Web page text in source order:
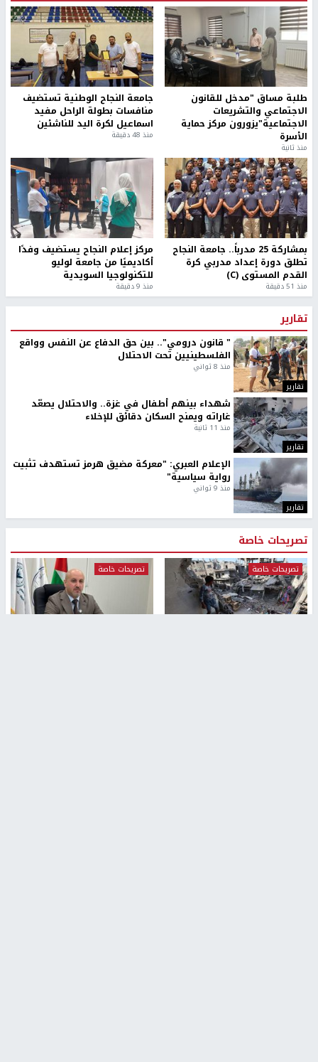
طلبة مساق "مدخل للقانون
الاجتماعي والتشريعات
الاجتماعية"يزورون مركز حماية
الأسرة
منذ ثانية
جامعة النجاح الوطنية تستضيف
منافسات بطولة الراحل مفيد
اسماعيل لكرة اليد للناشئين
منذ 48 دقيقة
بمشاركة 25 مدرباً.. جامعة النجاح
تطلق دورة إعداد مدربي كرة
القدم المستوى (C)
منذ 51 دقيقة
مركز إعلام النجاح يستضيف وفدًا
أكاديميًا من جامعة لوليو
للتكنولوجيا السويدية
منذ 9 دقيقة
تقارير
تقارير
" قانون درومي".. بين حق الدفاع عن النفس وواقع
الفلسطينيين تحت الاحتلال
منذ 8 ثواني
تقارير
شهداء بينهم أطفال في غزة.. والاحتلال يصعّد
غاراته ويمنح السكان دقائق للإخلاء
منذ 11 ثانية
تقارير
الإعلام العبري: "معركة مضيق هرمز تستهدف تثبيت
رواية سياسية"
منذ 9 ثواني
تصريحات خاصة
تصريحات خاصة تصريحات خاصة